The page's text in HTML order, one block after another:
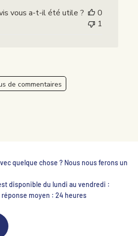
vous a-t-il été utile ?
0
1
de commentaires
quelque chose ? Nous nous ferons un
disponible du lundi au vendredi :
moyen : 24 heures